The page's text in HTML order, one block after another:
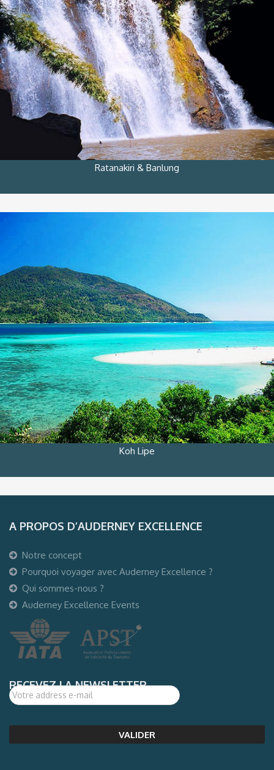
Ratanakiri & Banlung
Koh Lipe
A PROPOS D’AUDERNEY EXCELLENCE
Notre concept
Pourquoi voyager avec Auderney Excellence ?
Qui sommes-nous ?
Auderney Excellence Events
RECEVEZ LA NEWSLETTER